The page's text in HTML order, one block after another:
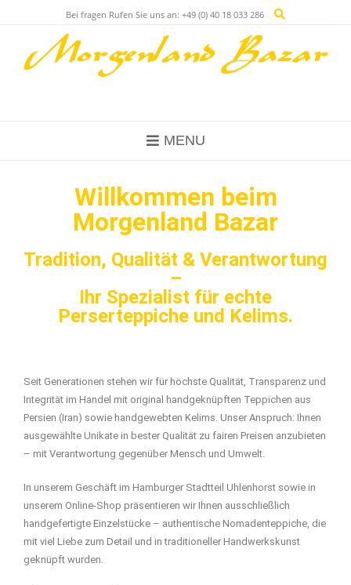
Bei fragen Rufen Sie uns an: +49 (0) 40 18 033 286
MENU
Willkommen beim
Morgenland Bazar
Tradition, Qualität & Verantwortung
–
Ihr Spezialist für echte
Perserteppiche und Kelims.
Seit Generationen stehen wir für höchste Qualität, Transparenz und
Integrität im Handel mit original handgeknüpften Teppichen aus
Persien (Iran) sowie handgewebten Kelims. Unser Anspruch: Ihnen
ausgewählte Unikate in bester Qualität zu fairen Preisen anzubieten
– mit Verantwortung gegenüber Mensch und Umwelt.
In unserem Geschäft im Hamburger Stadtteil Uhlenhorst sowie in
unserem Online-Shop präsentieren wir Ihnen ausschließlich
handgefertigte Einzelstücke – authentische Nomadenteppiche, die
mit viel Liebe zum Detail und in traditioneller Handwerkskunst
geknüpft wurden.